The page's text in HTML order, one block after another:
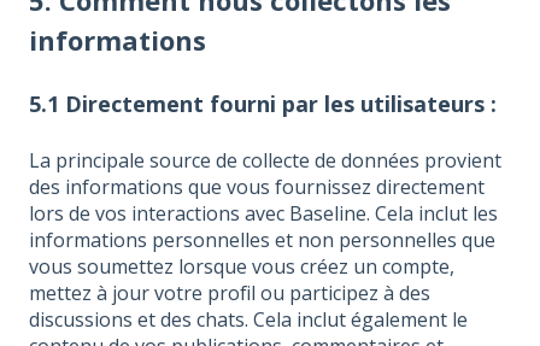
informations
5.1 Directement fourni par les utilisateurs :
La principale source de collecte de données provient
des informations que vous fournissez directement
lors de vos interactions avec Baseline. Cela inclut les
informations personnelles et non personnelles que
vous soumettez lorsque vous créez un compte,
mettez à jour votre profil ou participez à des
discussions et des chats. Cela inclut également le